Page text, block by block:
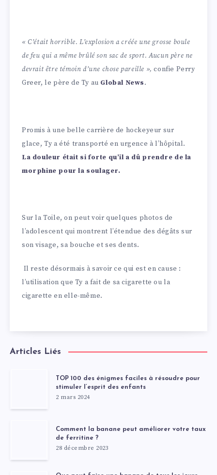
« C’était horrible. L’explosion a créée une grosse boule
de feu qui a même brûlé son sac de sport. Aucun père ne
devrait être témoin d’une chose pareille », confie Perry
Greer, le père de Ty au Global News.
Promis à une belle carrière de hockeyeur sur
glace, Ty a été transporté en urgence à l’hôpital.
La douleur était si forte qu’il a dû prendre de la
morphine pour la soulager.
Sur la Toile, on peut voir quelques photos de
l’adolescent qui montrent l’étendue des dégâts sur
son visage, sa bouche et ses dents.
Il reste désormais à savoir ce qui est en cause :
l’utilisation que Ty a fait de sa cigarette ou la
cigarette en elle-même.
Articles Liés
TOP 100 des énigmes faciles à résoudre pour
stimuler l’esprit des enfants
2 mars 2024
Comment la banane peut améliorer votre taux
de ferritine ?
28 décembre 2023